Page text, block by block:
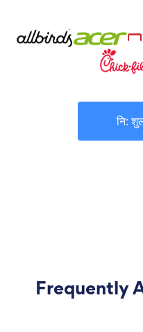
नि:
Frequently